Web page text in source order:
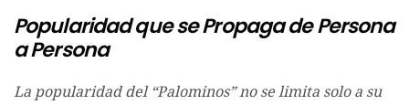
Popularidad que se Propaga de Persona
a Persona
La popularidad del “Palominos” no se limita solo a su